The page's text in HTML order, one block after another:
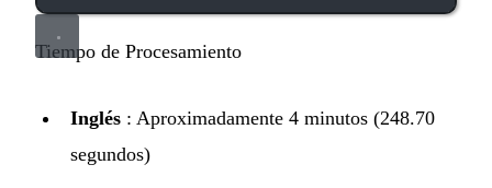
Tiempo de Procesamiento
Inglés : Aproximadamente 4 minutos (248.70
segundos)